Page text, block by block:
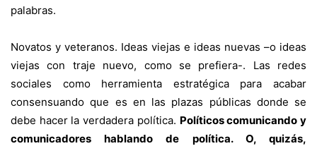
palabras.
Novatos y veteranos. Ideas viejas e ideas nuevas –o ideas
viejas con traje nuevo, como se prefiera-. Las redes
sociales como herramienta estratégica para acabar
consensuando que es en las plazas públicas donde se
debe hacer la verdadera política. Políticos comunicando y
comunicadores hablando de política. O, quizás,